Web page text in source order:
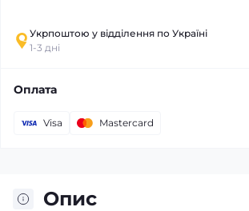
Укрпоштою у відділення по Україні
1-3 дні
Оплата
Visa Mastercard
Опис